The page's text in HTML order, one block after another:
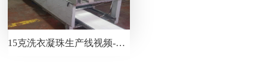
15克洗衣凝珠生产线视频-洗衣凝珠设备厂家